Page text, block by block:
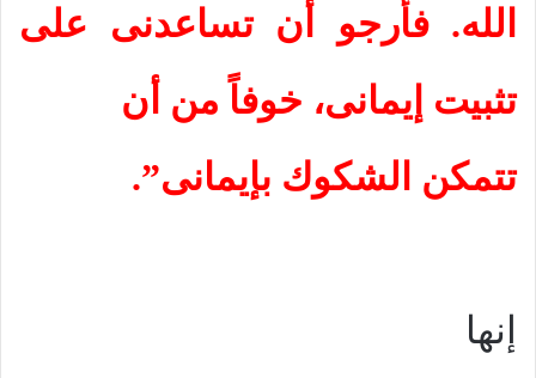
الله. فأرجو أن تساعدنى على
تثبيت إيمانى، خوفاً من أن
تتمكن الشكوك بإيمانى”.
إنها